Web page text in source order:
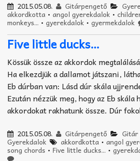
2015.05.08. Gitárpengető
akkordkotta • angol gyerekdalok •
monkeys... • gyerekdalok • gyermekdalok
Five little ducks…
Kössük össze az akkordok
Ha elkezdjük a dallamot játszani,
Eb dúrban van: Lásd dúr skála
Ezután nézzük meg, hogy az Eb
akkordokat rakhatunk össze. Dúr
2015.05.08. Gitárpengető Gitár
Gyerekdalok akkordkotta •angol
song chords • Five little ducks... •